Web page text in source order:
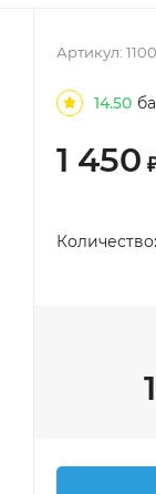
Артикул:
14.50
1 450
Количество: